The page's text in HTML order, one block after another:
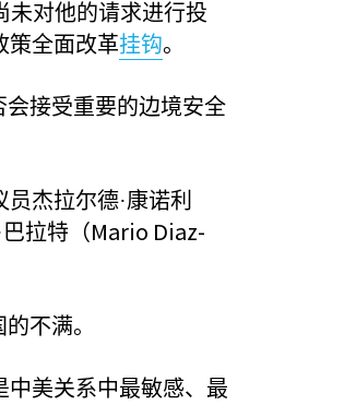
未对他的请求进行投
全面改革挂钩。
接受重要的边境安全
杰拉尔德·康诺利
拉特（Mario Diaz-
不满。
中美关系中最敏感、最